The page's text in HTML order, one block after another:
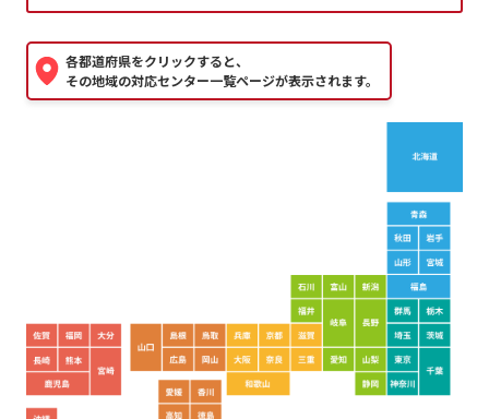
各都道府県をクリックすると、
その地域の対応センター一覧ページが表示されます。